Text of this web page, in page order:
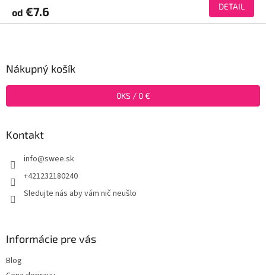
od €7.6 DETAIL
Nákupný košík
0KS / 0 €
Kontakt
info@swee.sk
+421232180240
Sledujte nás aby vám nič neušlo
Informácie pre vás
Blog